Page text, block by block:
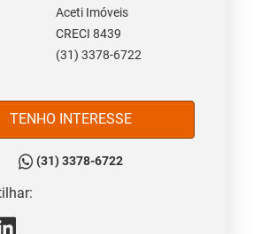
Aceti Imóveis
CRECI 8439
(31) 3378-6722
TENHO INTERESSE
(31) 3378-6722